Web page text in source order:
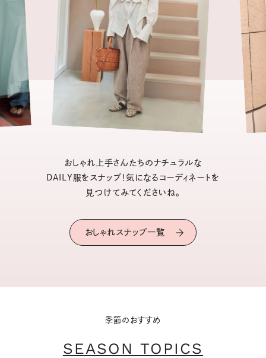
おしゃれ上手さんたちのナチュラルな
DAILY服をスナップ！気になるコーディネートを
見つけてみてくださいね。
おしゃれスナップ一覧
季節のおすすめ
SEASON TOPICS